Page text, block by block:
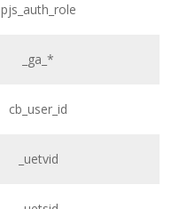
pjs_auth_role
_ga_*
cb_user_id
_uetvid